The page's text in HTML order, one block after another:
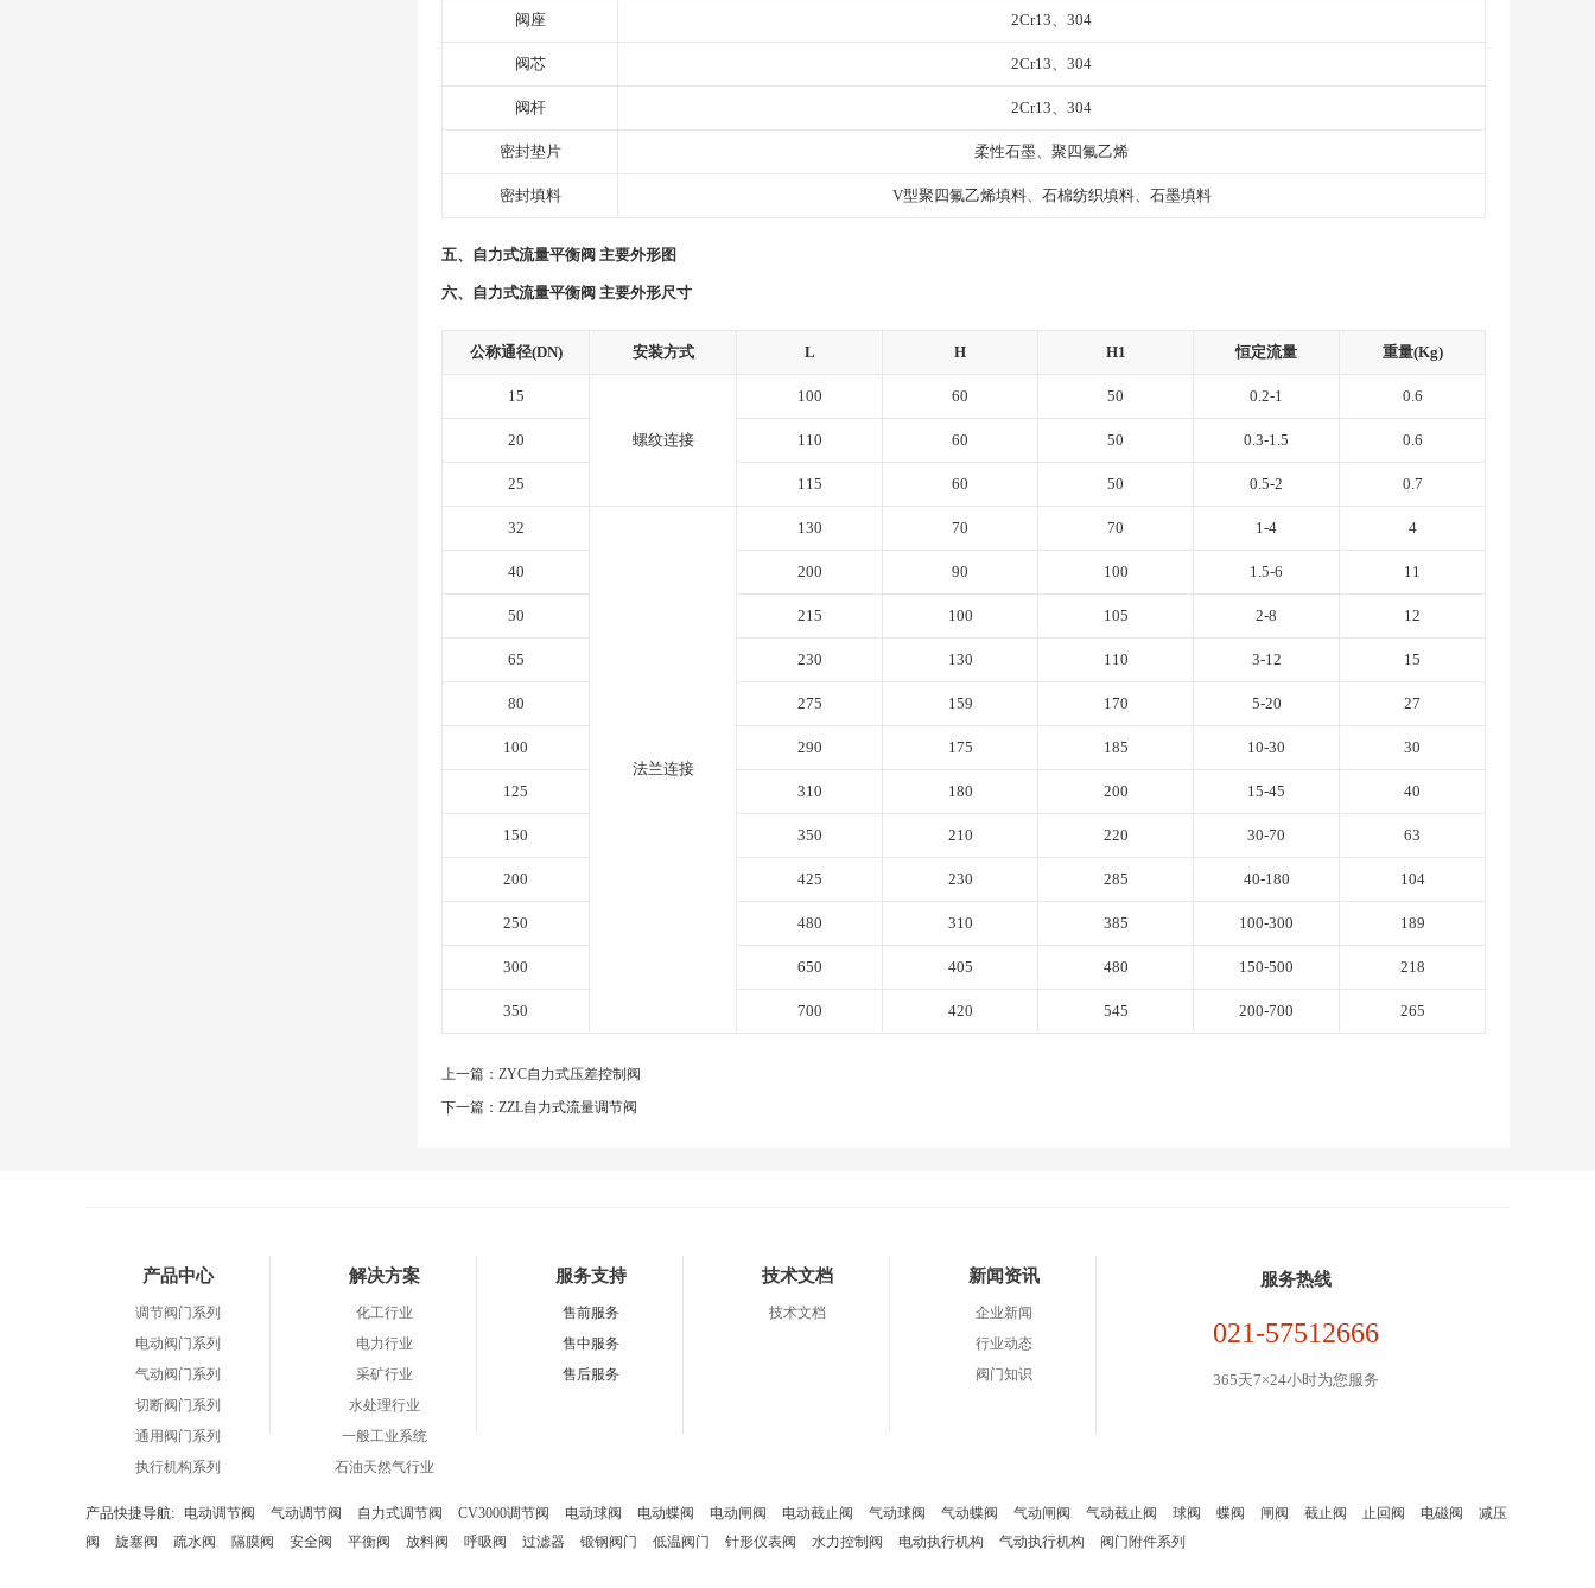
阀座 2Cr13、304
阀芯 2Cr13、304
阀杆 2Cr13、304
密封垫片 柔性石墨、聚四氟乙烯
密封填料 V型聚四氟乙烯填料、石棉纺织填料、石墨填料
五、自力式流量平衡阀 主要外形图
六、自力式流量平衡阀 主要外形尺寸
公称通径(DN) 安装方式 L H H1 恒定流量 重量(Kg)
15
螺纹连接
100 60 50 0.2-1 0.6
20 110 60 50 0.3-1.5 0.6
25 115 60 50 0.5-2 0.7
32
法兰连接
130 70 70 1-4 4
40 200 90 100 1.5-6 11
50 215 100 105 2-8 12
65 230 130 110 3-12 15
80 275 159 170 5-20 27
100 290 175 185 10-30 30
125 310 180 200 15-45 40
150 350 210 220 30-70 63
200 425 230 285 40-180 104
250 480 310 385 100-300 189
300 650 405 480 150-500 218
350 700 420 545 200-700 265
上一篇： ZYC自力式压差控制阀
下一篇： ZZL自力式流量调节阀
产品中心
调节阀门系列
电动阀门系列
气动阀门系列
切断阀门系列
通用阀门系列
执行机构系列
解决方案
化工行业
电力行业
采矿行业
水处理行业
一般工业系统
石油天然气行业
服务支持
售前服务
售中服务
售后服务
技术文档
技术文档
新闻资讯
企业新闻
行业动态
阀门知识
服务热线
021-57512666
365天7×24小时为您服务
产品快捷导航: 电动调节阀 气动调节阀 自力式调节阀 CV3000调节阀 电动球阀 电动蝶阀 电动闸阀 电动截止阀 气动球阀 气动蝶阀 气动闸阀 气动截止阀 球阀 蝶阀 闸阀 截止阀 止回阀 电磁阀
减压
阀
旋塞阀 疏水阀 隔膜阀 安全阀 平衡阀 放料阀 呼吸阀 过滤器 锻钢阀门 低温阀门 针形仪表阀 水力控制阀 电动执行机构 气动执行机构 阀门附件系列